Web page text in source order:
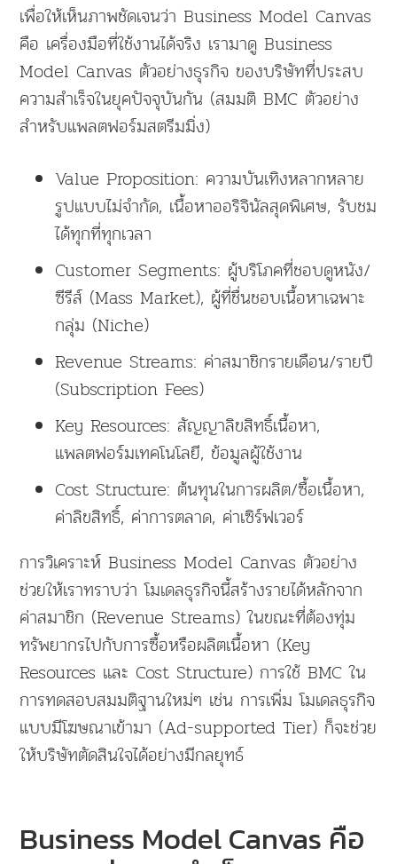
เพื่อให้เห็นภาพชัดเจนว่า Business Model Canvas
คือ เครื่องมือที่ใช้งานได้จริง เรามาดู Business
Model Canvas ตัวอย่างธุรกิจ ของบริษัทที่ประสบ
ความสำเร็จในยุคปัจจุบันกัน (สมมติ BMC ตัวอย่าง
สำหรับแพลตฟอร์มสตรีมมิ่ง)
Value Proposition: ความบันเทิงหลากหลาย
รูปแบบไม่จำกัด, เนื้อหาออริจินัลสุดพิเศษ, รับชม
ได้ทุกที่ทุกเวลา
Customer Segments: ผู้บริโภคที่ชอบดูหนัง/
ซีรีส์ (Mass Market), ผู้ที่ชื่นชอบเนื้อหาเฉพาะ
กลุ่ม (Niche)
Revenue Streams: ค่าสมาชิกรายเดือน/รายปี
(Subscription Fees)
Key Resources: สัญญาลิขสิทธิ์เนื้อหา,
แพลตฟอร์มเทคโนโลยี, ข้อมูลผู้ใช้งาน
Cost Structure: ต้นทุนในการผลิต/ซื้อเนื้อหา,
ค่าลิขสิทธิ์, ค่าการตลาด, ค่าเซิร์ฟเวอร์
การวิเคราะห์ Business Model Canvas ตัวอย่าง
ช่วยให้เราทราบว่า โมเดลธุรกิจนี้สร้างรายได้หลักจาก
ค่าสมาชิก (Revenue Streams) ในขณะที่ต้องทุ่ม
ทรัพยากรไปกับการซื้อหรือผลิตเนื้อหา (Key
Resources และ Cost Structure) การใช้ BMC ใน
การทดสอบสมมติฐานใหม่ๆ เช่น การเพิ่ม โมเดลธุรกิจ
แบบมีโฆษณาเข้ามา (Ad-supported Tier) ก็จะช่วย
ให้บริษัทตัดสินใจได้อย่างมีกลยุทธ์
Business Model Canvas คือ